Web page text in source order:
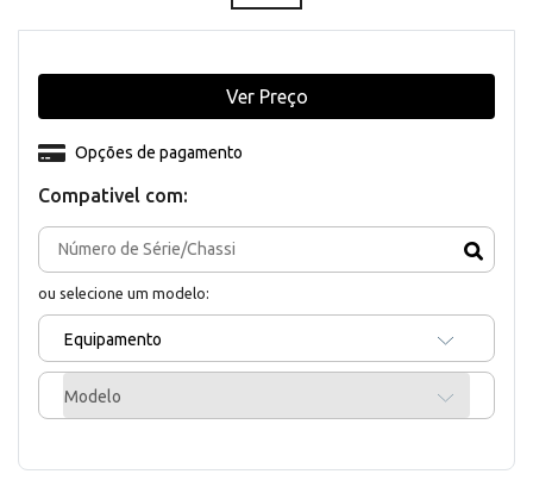
Compativel com:
ou selecione um modelo:
Equipamento
Modelo
Opções de pagamento
Ver Preço